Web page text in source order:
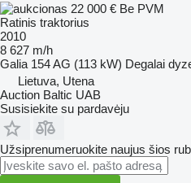
22 000 € Be PVM
Ratinis traktorius
2010
8 627 m/h
Galia 154 AG (113 kW) Degalai
Lietuva, Utena
Auction Baltic UAB
Susisiekite su pardavėju
Užsiprenumeruokite naujus šios